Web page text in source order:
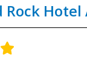
Rock